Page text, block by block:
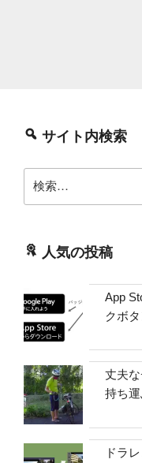
サイト内検索
索:
人気の投稿
App
クボ
丈夫
持ち
ドラ